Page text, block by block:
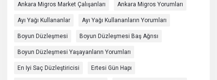
Ankara Migros Market Çalışanları Ankara Migros Yorumları
Ayı Yağı Kullananlar Ayı Yağı Kullananların Yorumları
Boyun Düzleşmesi Boyun Düzleşmesi Baş Ağrısı
Boyun Düzleşmesi Yaşayanların Yorumları
En Iyi Saç Düzleştiricisi Ertesi Gün Hapı